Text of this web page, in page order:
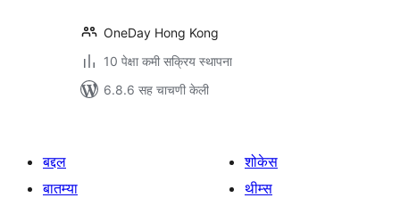
OneDay Hong Kong
10 पेक्षा कमी सक्रिय स्थापना
6.8.6 सह चाचणी केली
बद्दल
बातम्या
शोकेस
थीम्स